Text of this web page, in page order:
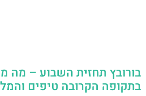
בורובץ תחזית השבוע – מה
בתקופה הקרובה טיפים